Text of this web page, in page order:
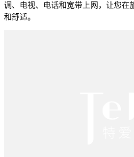
调、电视、电话和宽带上网，让您在
和舒适。